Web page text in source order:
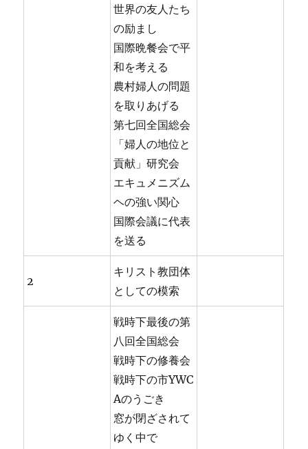
世界の友人たち
の励まし
国際晩餐会で平
和を考える
農村婦人の問題
を取りあげる
第七回全国総会
「婦人の地位と
貢献」研究会
エキュメニズム
ヘの強い関心
国際会議に代表
を送る
2
キリスト教団体
としての模索
戦時下最後の第
八回全国総会
戦時下の修養会
戦時下の市YWC
Aのうごき
窓が閉ざされて
ゆく中で